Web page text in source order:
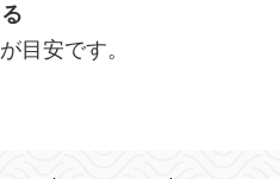
目安です。